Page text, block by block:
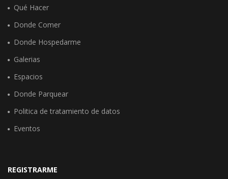
Qué Hacer
Donde Comer
Donde Hospedarme
Galerias
Espacios
Donde Parquear
Politica de tratamiento de datos
Eventos
REGISTRARME